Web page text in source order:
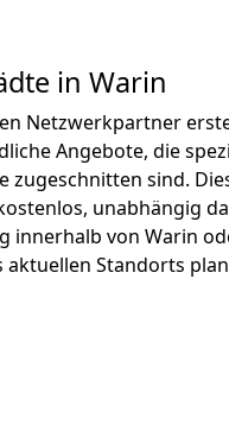
in Warin
Netzwerkpartner
Angebote, die
zugeschnitten sind.
unabhängig
innerhalb von Warin
Standorts